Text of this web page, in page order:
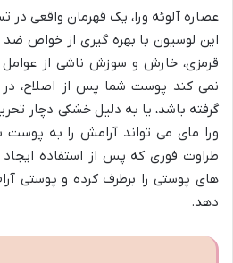
عصاره آلوئه ورا، یک قهرمان واقعی
این لوسیون با بهره گیری از خواص ضد
قرمزی، خارش و سوزش ناشی از
نمی کند پوست شما پس از اصلاح،
گرفته باشد، یا به دلیل خشکی دچار
ورا مای می تواند آرامش را به
طراوت فوری که پس از استفاده
های پوستی را برطرف کرده و پوستی
دهد.